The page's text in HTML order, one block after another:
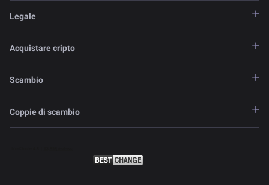
Legale
Acquistare cripto
Scambio
Coppie di scambio